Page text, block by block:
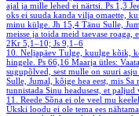
ajal ja mille lehed ei närtsi. Ps 1,3
oks ei suuda kanda vilja omaette,
minu külge. Jh 15,4 Tänu Sulle,
meisse ja toida meid taevase roaga,
2Kr 5,1–10; Js 9,1–6
10. Neljapäev Tulge, kuulge kõik,
hingele. Ps 66,16 Maarja ütles:
sugupõlved, sest mulle on suuri
Sulle, Jumal, kõige hea eest, mis
tunnistada Sinu headusest, et paljud
11. Reede Sõna ei ole veel mu
Ükski loodu ei ole tema ees